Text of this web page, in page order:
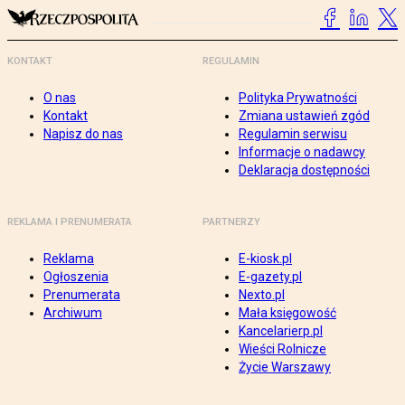
KONTAKT
O nas
Kontakt
Napisz do nas
REGULAMIN
Polityka Prywatności
Zmiana ustawień zgód
Regulamin serwisu
Informacje o nadawcy
Deklaracja dostępności
REKLAMA I PRENUMERATA
Reklama
Ogłoszenia
Prenumerata
Archiwum
PARTNERZY
E-kiosk.pl
E-gazety.pl
Nexto.pl
Mała księgowość
Kancelarierp.pl
Wieści Rolnicze
Życie Warszawy